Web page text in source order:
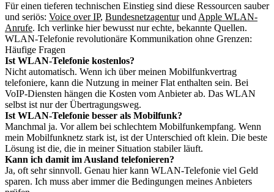
Für einen tieferen technischen Einstieg sind diese Ressourcen sauber
und seriös: Voice over IP, Bundesnetzagenturund Apple WLAN-
Anrufe. Ich verlinke hier bewusst nur echte, bekannte Quellen.
WLAN-Telefonie revolutionäre Kommunikation ohne Grenzen:
Häufige Fragen
Ist WLAN-Telefonie kostenlos?
Nicht automatisch. Wenn ich über meinen Mobilfunkvertrag
telefoniere, kann die Nutzung in meiner Flat enthalten sein. Bei
VoIP-Diensten hängen die Kosten vom Anbieter ab. Das WLAN
selbst ist nur der Übertragungsweg.
Ist WLAN-Telefonie besser als Mobilfunk?
Manchmal ja. Vor allem bei schlechtem Mobilfunkempfang. Wenn
mein Mobilfunknetz stark ist, ist der Unterschied oft klein. Die beste
Lösung ist die, die in meiner Situation stabiler läuft.
Kann ich damit im Ausland telefonieren?
Ja, oft sehr sinnvoll. Genau hier kann WLAN-Telefonie viel Geld
sparen. Ich muss aber immer die Bedingungen meines Anbieters